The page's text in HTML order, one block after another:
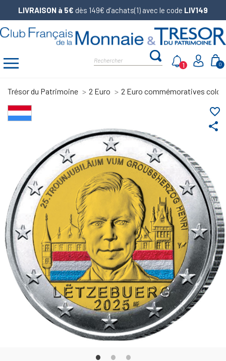
LIVRAISON à 5€ dès 149€ d’achats(1) avec le code LIV149
0
1
Trésor du Patrimoine 2 Euro 2 Euro commémoratives
share
favorite_border